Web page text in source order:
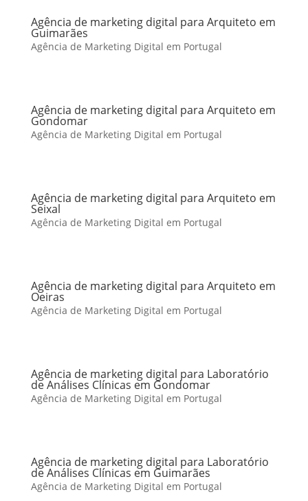
Agência de marketing digital para Arquiteto em
Guimarães
Agência de Marketing Digital em Portugal
Agência de marketing digital para Arquiteto em
Gondomar
Agência de Marketing Digital em Portugal
Agência de marketing digital para Arquiteto em
Seixal
Agência de Marketing Digital em Portugal
Agência de marketing digital para Arquiteto em
Oeiras
Agência de Marketing Digital em Portugal
Agência de marketing digital para Laboratório
de Análises Clínicas em Gondomar
Agência de Marketing Digital em Portugal
Agência de marketing digital para Laboratório
de Análises Clínicas em Guimarães
Agência de Marketing Digital em Portugal